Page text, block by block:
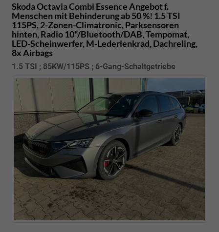
Skoda Octavia Combi Essence Angebot f.
Menschen mit Behinderung ab 50 %! 1.5 TSI
115PS, 2-Zonen-Climatronic, Parksensoren
hinten, Radio 10"/Bluetooth/DAB, Tempomat,
LED-Scheinwerfer, M-Lederlenkrad, Dachreling,
8x Airbags
1.5 TSI ; 85KW/115PS ; 6-Gang-Schaltgetriebe